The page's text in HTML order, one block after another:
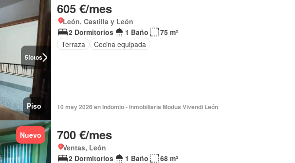
5fotos
Piso
605 €/mes
León, Castilla y León
2 Dormitorios
1 Baño
75 m²
Terraza
Cocina equipada
10 may 2026 en Indomio - Inmobiliaria Modus Vivendi León
Nuevo 700 €/mes
Ventas, León
2 Dormitorios
1 Baño
68 m²